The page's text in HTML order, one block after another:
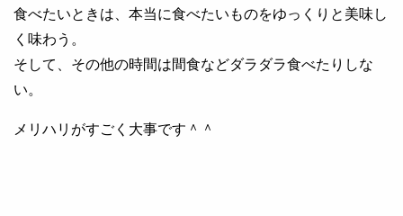
食べたいときは、本当に食べたいものをゆっくりと美味し
く味わう。
そして、その他の時間は間食などダラダラ食べたりしな
い。
メリハリがすごく大事です＾＾